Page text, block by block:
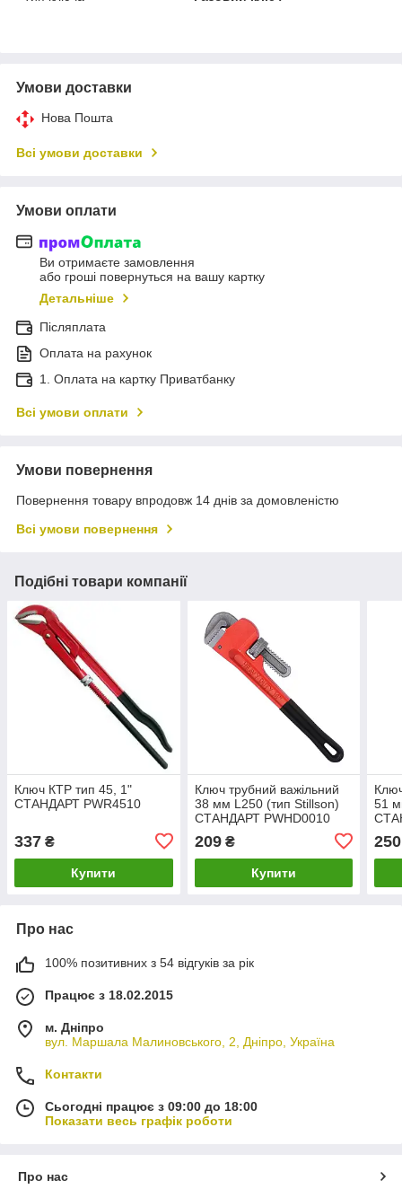
Умови доставки
Нова Пошта
Всі умови доставки
Умови оплати
Ви отримаєте замовлення
або гроші повернуться на вашу картку
Детальніше
Післяплата
Оплата на рахунок
1. Оплата на картку Приватбанку
Всі умови оплати
Умови повернення
Повернення товару впродовж 14 днів за домовленістю
Всі умови повернення
Подібні товари компанії
Ключ КТР тип 45, 1"
СТАНДАРТ PWR4510
337 ₴
Купити
Ключ трубний важільний
38 мм L250 (тип Stillson)
СТАНДАРТ PWHD0010
209₴
Купити
51
250
Про нас
100% позитивних з 54 відгуків за рік
Працює з 18.02.2015
м. Дніпро
вул. Маршала Малиновського, 2, Дніпро, Україна
Контакти
Сьогодні працює з 09:00 до 18:00
Показати весь графік роботи
Про нас